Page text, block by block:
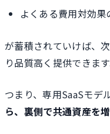
よくある費用対効果
が蓄積されていけば、
り品質高く提供できます
つまり、専用SaaSモデ
ら、裏側で共通資産を